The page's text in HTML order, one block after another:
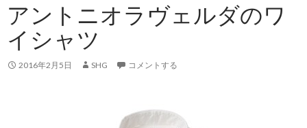
アントニオラヴェルダのワ
イシャツ
2016年2月5日 SHG コメントする